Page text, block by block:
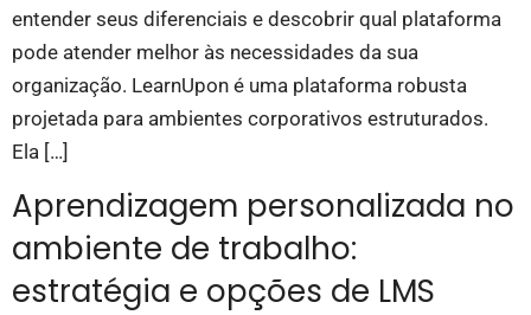
entender seus diferenciais e descobrir qual plataforma
pode atender melhor às necessidades da sua
organização. LearnUpon é uma plataforma robusta
projetada para ambientes corporativos estruturados.
Ela […]
Aprendizagem personalizada no
ambiente de trabalho:
estratégia e opções de LMS